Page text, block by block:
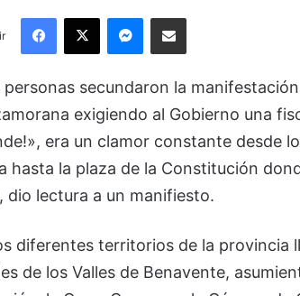
Facebook
X Messenger
Compartir via Email
personas secundaron la
exigiendo al Gobierno una
era un clamor constante desde
hasta la plaza de la Constitución
dio lectura a un manifiesto.
diferentes territorios de la provincia
de los Valles de Benavente,